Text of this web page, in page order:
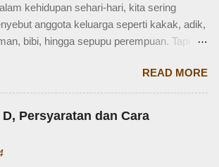
ingat detailnya. Ayau, mungkin juga dia
juga dengan reaksi saya. Bagaimana
terkejut. Saya taksir usia Zaidan sekitar
duduk di bangku TK, saya sudah tidak
di luar rumah. Meniggalkan anak usia
sendiri di rumah, tentu saja saya terkejut.
beli sayur tak lama, 5 atau 10 menit
selesai kalau tidak antri. Tapi,
kehidupan sehari-hari, kita sering
anggota keluarga seperti kakak, adik,
bibi, hingga sepupu perempuan. Tapi
Inggris? Salah satu contoh yang
adalah bahasa Inggris sepupu
. Banyak orang mungkin tahu kata
tapi tahukah kamu bahwa sepupu
cousin? Memahami kosakata keluarga
READ MORE
Persyaratan dan Cara